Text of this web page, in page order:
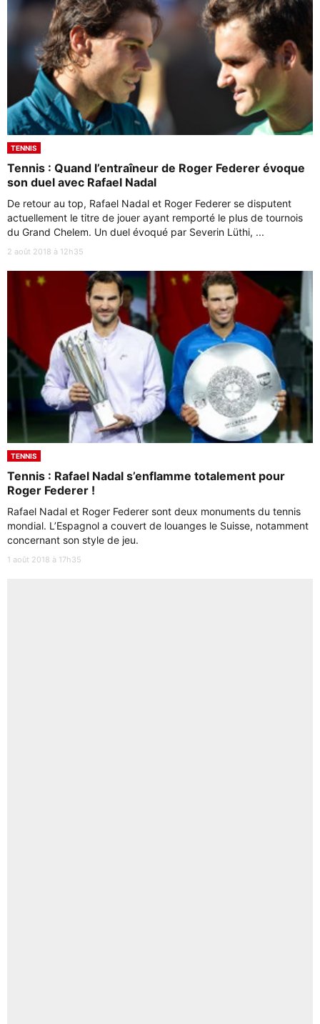
TENNIS
Tennis : Quand l’entraîneur de Roger Federer évoque
son duel avec Rafael Nadal
De retour au top, Rafael Nadal et Roger Federer se disputent
actuellement le titre de jouer ayant remporté le plus de tournois
du Grand Chelem. Un duel évoqué par Severin Lüthi, ...
2 août 2018 à 12h35
TENNIS
Tennis : Rafael Nadal s’enflamme totalement pour
Roger Federer !
Rafael Nadal et Roger Federer sont deux monuments du tennis
mondial. L’Espagnol a couvert de louanges le Suisse, notamment
concernant son style de jeu.
1 août 2018 à 17h35